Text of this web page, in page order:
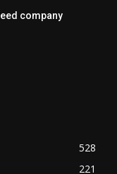
company
528
221